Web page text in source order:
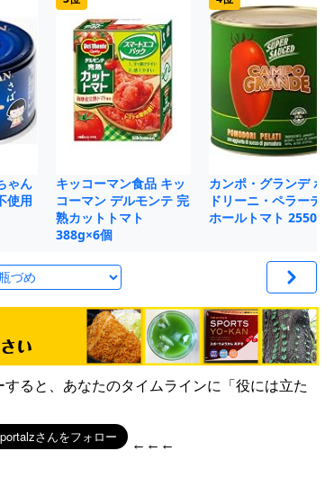
ゃん
使用
キッコーマン食品 キッ
コーマン デルモンテ 完
熟カットトマト
388g×6個
カンポ・グランデ ポモ
ドリーニ・ペラーティ
ホールトマト 2550g
ると、あなたのタイムラインに「役には立た
←←←